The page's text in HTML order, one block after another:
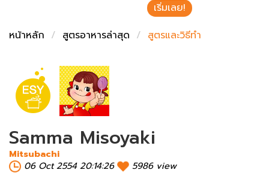
เริ่มเลย!
หน้าหลัก
สูตรอาหารล่าสุด สูตรและวิธีทำ
Samma Misoyaki
Mitsubachi
06 Oct 2554 20:14:26
5986 view